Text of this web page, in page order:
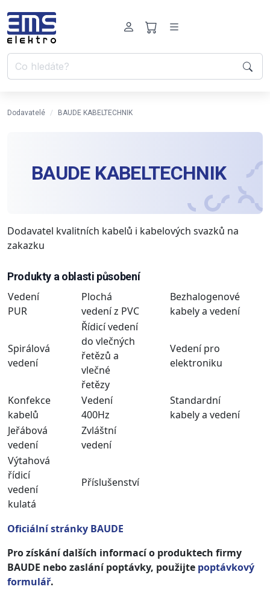
Dodavatelé BAUDE KABELTECHNIK
BAUDE KABELTECHNIK
Dodavatel kvalitních kabelů i kabelových svazků na
zakazku
Produkty a oblasti působení
Vedení
PUR
Plochá
vedení z PVC
Bezhalogenové
kabely a vedení
Spirálová
vedení
Řídicí vedení
do vlečných
řetězů a
vlečné
řetězy
Vedení pro
elektroniku
Konfekce
kabelů
Vedení
400Hz
Standardní
kabely a vedení
Jeřábová
vedení
Zvláštní
vedení
Výtahová
řídicí
vedení
kulatá
Příslušenství
Oficiální stránky BAUDE
Pro získání dalších informací o produktech firmy
BAUDE nebo zaslání poptávky, použijte poptávkový
formulář.